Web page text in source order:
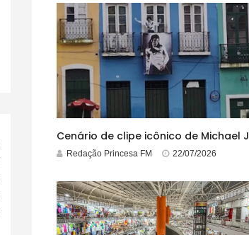
Redação Princesa FM 22/07/2026